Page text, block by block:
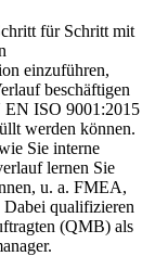
für Schritt mit
einzuführen,
beschäftigen
EN ISO 9001:2015
werden können.
Sie interne
lernen Sie
u. a. FMEA,
qualifizieren
(QMB) als